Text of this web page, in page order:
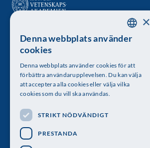
Kungl. Vetenskapsakademien
Besöksadress: Lilla Frescativägen 4A
Telefon: 08-673 95 00
Följ oss
SWEDISH
×
Denna webbplats använder
cookies
Denna webbplats använder cookies för att
förbättra användarupplevelsen. Du kan välja
att acceptera alla cookies eller välja vilka
cookies som du vill ska användas.
STRIKT NÖDVÄNDIGT
PRESTANDA